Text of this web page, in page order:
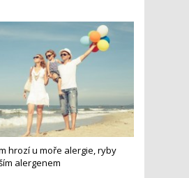
hrozí u moře alergie, ryby
alergenem